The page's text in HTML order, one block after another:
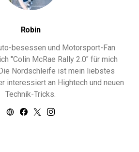
Robin
besessen und Motorsport-Fan
"Colin McRae Rally 2.0" für mich
Nordschleife ist mein liebstes
interessiert an Hightech und neuen
Technik-Tricks.